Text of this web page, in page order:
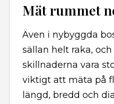
Mät rummet
Även i nybyggda
sällan helt raka,
skillnaderna vara
viktigt att mäta på
längd, bredd och